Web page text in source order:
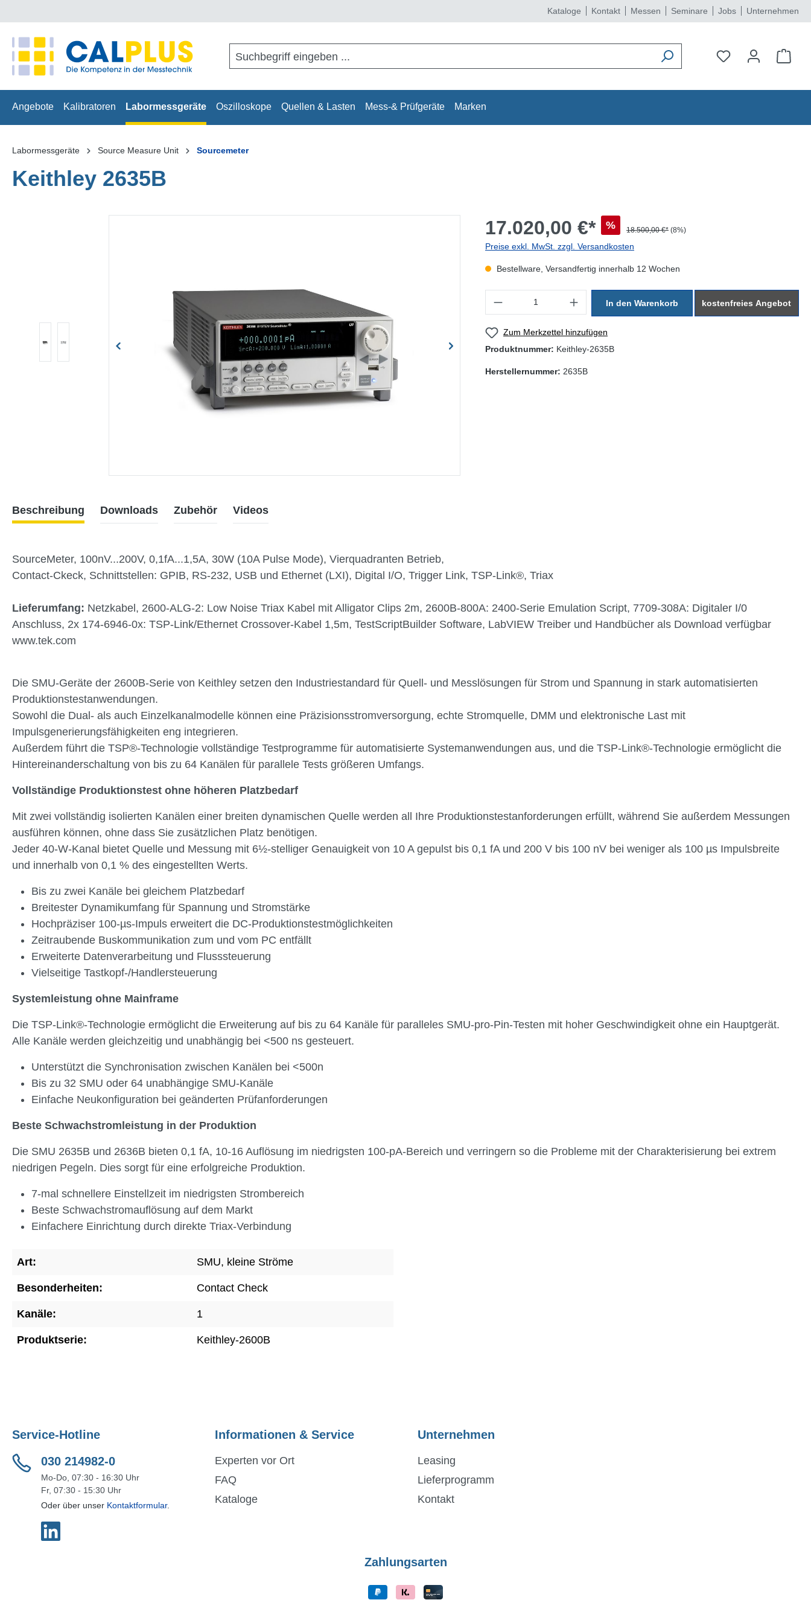
Kataloge Kontakt Messen Seminare Jobs Unternehmen
Angebote Kalibratoren Labormessgeräte Oszilloskope Quellen & Lasten Mess-& Prüfgeräte Marken
Labormessgeräte Source Measure Unit Sourcemeter
Keithley 2635B
17.020,00 €* % 18.500,00 €* (8%)
Preise exkl. MwSt. zzgl. Versandkosten
Bestellware, Versandfertig innerhalb 12 Wochen
In den Warenkorb
kostenfreies Angebot
Zum Merkzettel hinzufügen
Produktnummer: Keithley-2635B
Herstellernummer: 2635B
Beschreibung Downloads Zubehör Videos
SourceMeter, 100nV...200V, 0,1fA...1,5A, 30W (10A Pulse Mode), Vierquadranten Betrieb,
Contact-Ckeck, Schnittstellen: GPIB, RS-232, USB und Ethernet (LXI), Digital I/O, Trigger Link, TSP-Link®, Triax
Lieferumfang: Netzkabel, 2600-ALG-2: Low Noise Triax Kabel mit Alligator Clips 2m, 2600B-800A: 2400-Serie Emulation Script, 7709-308A: Digitaler I/0
Anschluss, 2x 174-6946-0x: TSP-Link/Ethernet Crossover-Kabel 1,5m, TestScriptBuilder Software, LabVIEW Treiber und Handbücher als Download verfügbar
www.tek.com
Die SMU-Geräte der 2600B-Serie von Keithley setzen den Industriestandard für Quell- und Messlösungen für Strom und Spannung in stark automatisierten
Produktionstestanwendungen.
Sowohl die Dual- als auch Einzelkanalmodelle können eine Präzisionsstromversorgung, echte Stromquelle, DMM und elektronische Last mit
Impulsgenerierungsfähigkeiten eng integrieren.
Außerdem führt die TSP®-Technologie vollständige Testprogramme für automatisierte Systemanwendungen aus, und die TSP-Link®-Technologie ermöglicht die
Hintereinanderschaltung von bis zu 64 Kanälen für parallele Tests größeren Umfangs.
Vollständige Produktionstest ohne höheren Platzbedarf
Mit zwei vollständig isolierten Kanälen einer breiten dynamischen Quelle werden all Ihre Produktionstestanforderungen erfüllt, während Sie außerdem Messungen
ausführen können, ohne dass Sie zusätzlichen Platz benötigen.
Jeder 40-W-Kanal bietet Quelle und Messung mit 6½-stelliger Genauigkeit von 10 A gepulst bis 0,1 fA und 200 V bis 100 nV bei weniger als 100 µs Impulsbreite
und innerhalb von 0,1 % des eingestellten Werts.
Bis zu zwei Kanäle bei gleichem Platzbedarf
Breitester Dynamikumfang für Spannung und Stromstärke
Hochpräziser 100-µs-Impuls erweitert die DC-Produktionstestmöglichkeiten
Zeitraubende Buskommunikation zum und vom PC entfällt
Erweiterte Datenverarbeitung und Flusssteuerung
Vielseitige Tastkopf-/Handlersteuerung
Systemleistung ohne Mainframe
Die TSP-Link®-Technologie ermöglicht die Erweiterung auf bis zu 64 Kanäle für paralleles SMU-pro-Pin-Testen mit hoher Geschwindigkeit ohne ein Hauptgerät.
Alle Kanäle werden gleichzeitig und unabhängig bei <500 ns gesteuert.
Unterstützt die Synchronisation zwischen Kanälen bei <500n
Bis zu 32 SMU oder 64 unabhängige SMU-Kanäle
Einfache Neukonfiguration bei geänderten Prüfanforderungen
Beste Schwachstromleistung in der Produktion
Die SMU 2635B und 2636B bieten 0,1 fA, 10-16 Auflösung im niedrigsten 100-pA-Bereich und verringern so die Probleme mit der Charakterisierung bei extrem
niedrigen Pegeln. Dies sorgt für eine erfolgreiche Produktion.
7-mal schnellere Einstellzeit im niedrigsten Strombereich
Beste Schwachstromauflösung auf dem Markt
Einfachere Einrichtung durch direkte Triax-Verbindung
Art: SMU, kleine Ströme
Besonderheiten: Contact Check
Kanäle: 1
Produktserie: Keithley-2600B
Service-Hotline
030 214982-0
Mo-Do, 07:30 - 16:30 Uhr
Fr, 07:30 - 15:30 Uhr
Oder über unser Kontaktformular.
Informationen & Service
Experten vor Ort
FAQ
Kataloge
Unternehmen
Leasing
Lieferprogramm
Kontakt
Zahlungsarten